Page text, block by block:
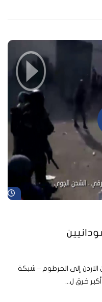
الاردن إلى الخرطوم – شبكة